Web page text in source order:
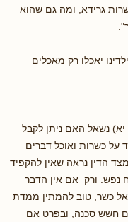
גרידא, ומה גם שהוא
יאכלו רק מאכלים
נשאל האם ניתן לקבל
על כשרות ואוכל דברים
הדין נראה שאין להקפיד
נפש. ורק אם אין הדבר
כשר, טוב להמתין ממדת
חשש סכנה, ובפרט אם